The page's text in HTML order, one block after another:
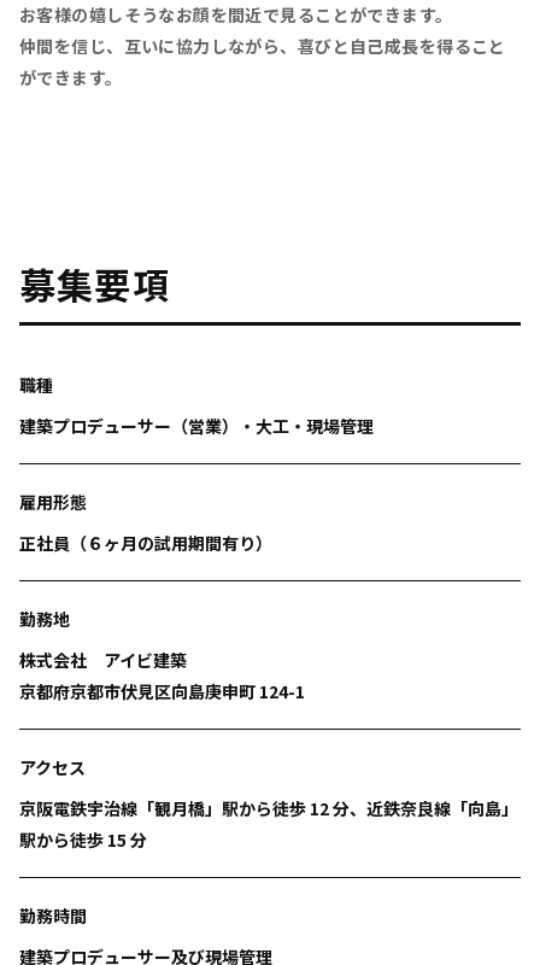
お客様の嬉しそうなお顔を間近で見ることができます。
仲間を信じ、互いに協力しながら、喜びと自己成長を得ること
ができます。
募集要項
職種
建築プロデューサー（営業）・大工・現場管理
雇用形態
正社員（６ヶ月の試用期間有り）
勤務地
株式会社 アイビ建築
京都府京都市伏見区向島庚申町 124-1
アクセス
京阪電鉄宇治線「観月橋」駅から徒歩 12 分、近鉄奈良線「向島」
駅から徒歩 15 分
勤務時間
建築プロデューサー及び現場管理